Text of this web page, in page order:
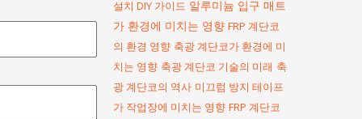
설치 DIY 가이드 알루미늄 입구 매트
가 환경에 미치는 영향 FRP 계단코
의 환경 영향 축광 계단코가 환경에 미
치는 영향 축광 계단코 기술의 미래 축
광 계단코의 역사 미끄럼 방지 테이프
가 작업장에 미치는 영향 FRP 계단코